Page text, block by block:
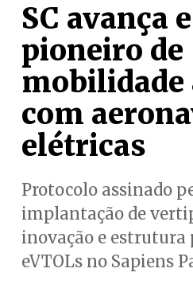
SC avança
pioneiro de
mobilidade
com
elétricas
Protocolo assinado
implantação de
inovação e estrutura
eVTOLs no Sapiens